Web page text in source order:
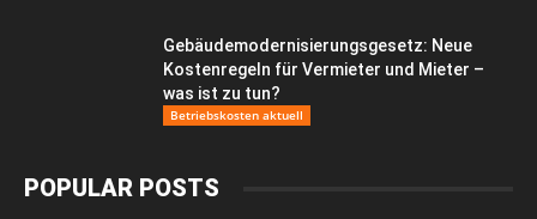
Gebäudemodernisierungsgesetz: Neue
Kostenregeln für Vermieter und Mieter –
was ist zu tun?
Betriebskosten aktuell
POPULAR POSTS